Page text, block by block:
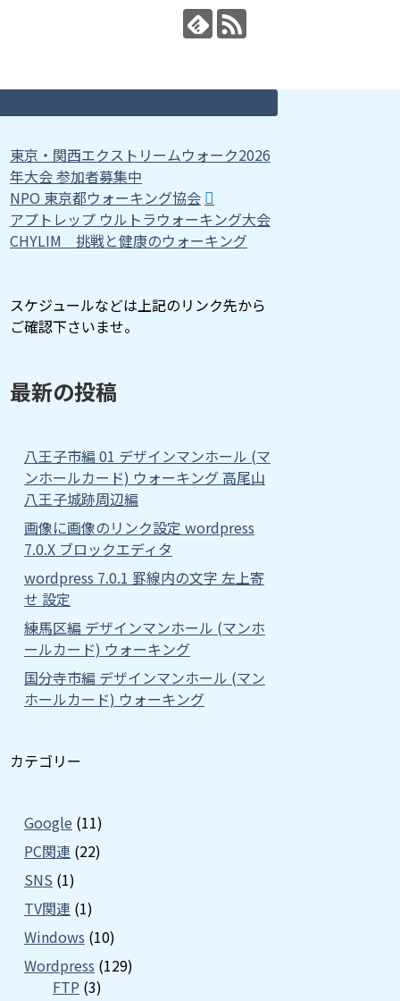
東京・関西エクストリームウォーク2026
年大会 参加者募集中
NPO 東京都ウォーキング協会
アプトレップ ウルトラウォーキング大会
CHYLIM 挑戦と健康のウォーキング
スケジュールなどは上記のリンク先から
ご確認下さいませ。
最新の投稿
八王子市編 01 デザインマンホール (マ
ンホールカード) ウォーキング 高尾山
八王子城跡周辺編
画像に画像のリンク設定 wordpress
7.0.X ブロックエディタ
wordpress 7.0.1 罫線内の文字 左上寄
せ 設定
練馬区編 デザインマンホール (マンホ
ールカード) ウォーキング
国分寺市編 デザインマンホール (マン
ホールカード) ウォーキング
カテゴリー
Google (11)
PC関連 (22)
SNS (1)
TV関連 (1)
Windows (10)
Wordpress (129)
FTP (3)